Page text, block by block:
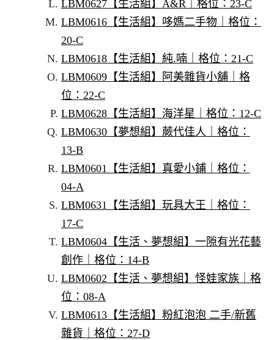
LBM0627【生活組】A&R｜格位：23-C
LBM0616【生活組】哆媽二手物｜格位：
20-C
LBM0618【生活組】純.喃｜格位：21-C
LBM0609【生活組】阿美雜貨小舖｜格
位：22-C
LBM0628【生活組】海洋星｜格位：12-C
LBM0630【夢想組】蕨代佳人｜格位：
13-B
LBM0601【生活組】真愛小鋪｜格位：
04-A
LBM0631【生活組】玩具大王｜格位：
17-C
LBM0604【生活、夢想組】一隙有光花藝
創作｜格位：14-B
LBM0602【生活、夢想組】怪娃家族｜格
位：08-A
LBM0613【生活組】粉紅泡泡 二手/新舊
雜貨｜格位：27-D